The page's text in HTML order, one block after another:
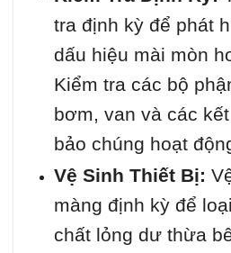
tra định kỳ để phát
dấu hiệu mài mòn
Kiểm tra các bộ
bơm, van và các
bảo chúng hoạt
Vệ Sinh Thiết Bị:
màng định kỳ để
chất lỏng dư thừa